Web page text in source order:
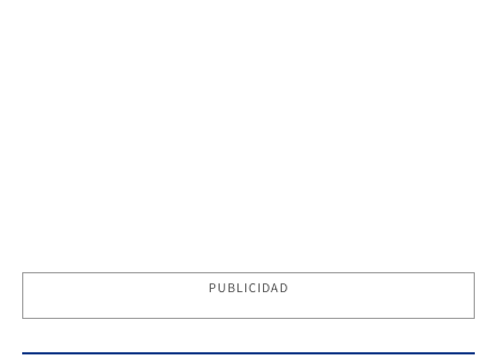
PUBLICIDAD